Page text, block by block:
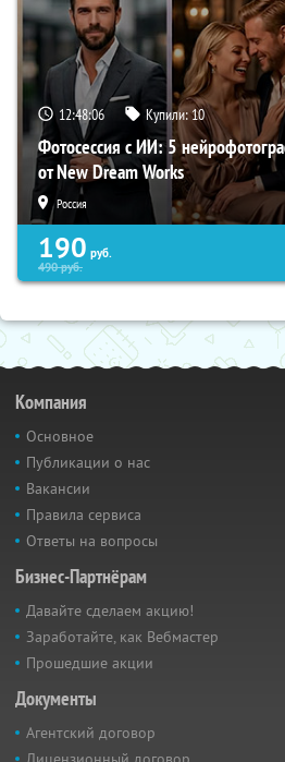
12:48:06 Купили:10
Фотосессия с ИИ: 5
от New Dream Works
Россия
190 руб.
490руб.
Компания
Основное
Публикации о нас
Вакансии
Правила сервиса
Ответы на вопросы
Бизнес-Партнёрам
Давайте сделаем акцию!
Заработайте, как Вебмастер
Прошедшие акции
Документы
Агентский договор